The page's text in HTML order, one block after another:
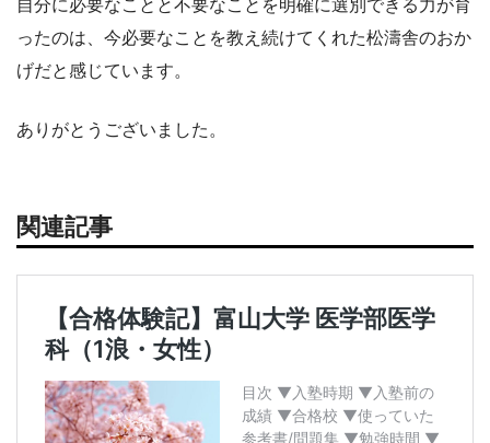
自分に必要なことと不要なことを明確に選別できる力が育
ったのは、今必要なことを教え続けてくれた松濤舎のおか
げだと感じています。
ありがとうございました。
関連記事